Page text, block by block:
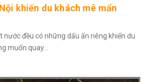
khiến du khách mê mẩn
nước đều có những dấu ấn riêng khiến du
muốn quay...